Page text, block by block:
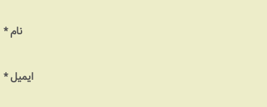
نام*
ایمیل*